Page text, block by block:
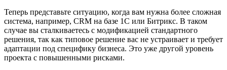
Теперь представьте ситуацию, когда вам нужна более сложная
система, например, CRM на базе 1С или Битрикс. В таком
случае вы сталкиваетесь с модификацией стандартного
решения, так как типовое решение вас не устраивает и требует
адаптации под специфику бизнеса. Это уже другой уровень
проекта с повышенными рисками.